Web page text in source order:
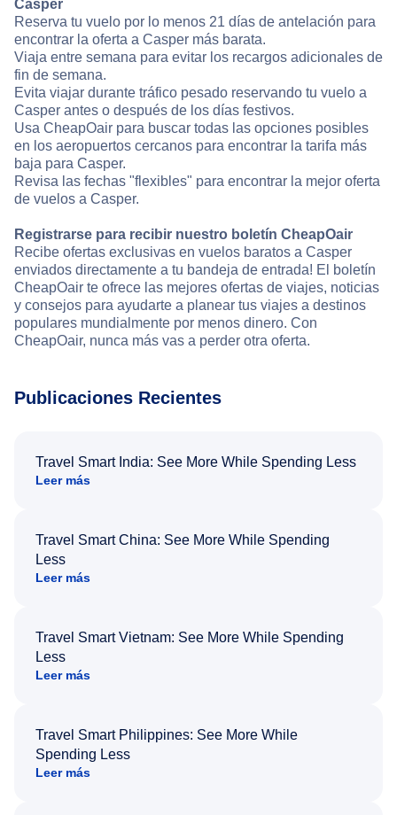
Casper
Reserva tu vuelo por lo menos 21 días de antelación para
encontrar la oferta a Casper más barata.
Viaja entre semana para evitar los recargos adicionales de
fin de semana.
Evita viajar durante tráfico pesado reservando tu vuelo a
Casper antes o después de los días festivos.
Usa CheapOair para buscar todas las opciones posibles
en los aeropuertos cercanos para encontrar la tarifa más
baja para Casper.
Revisa las fechas "flexibles" para encontrar la mejor oferta
de vuelos a Casper.
Registrarse para recibir nuestro boletín CheapOair
Recibe ofertas exclusivas en vuelos baratos a Casper
enviados directamente a tu bandeja de entrada! El boletín
CheapOair te ofrece las mejores ofertas de viajes, noticias
y consejos para ayudarte a planear tus viajes a destinos
populares mundialmente por menos dinero. Con
CheapOair, nunca más vas a perder otra oferta.
Publicaciones Recientes
Travel Smart India: See More While Spending Less
Leer más
Travel Smart China: See More While Spending
Less
Leer más
Travel Smart Vietnam: See More While Spending
Less
Leer más
Travel Smart Philippines: See More While
Spending Less
Leer más